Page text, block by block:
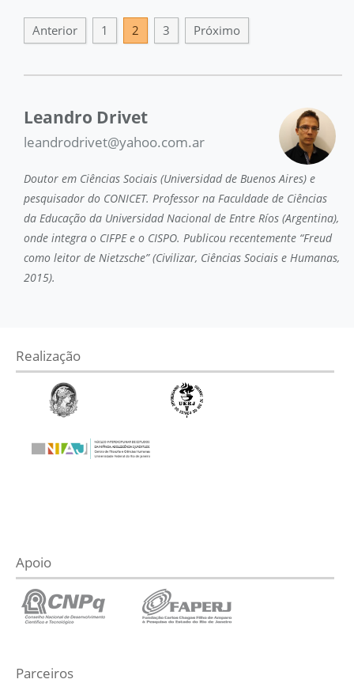
Anterior 1 2 3 Próximo
Leandro Drivet
leandrodrivet@yahoo.com.ar
Doutor em Ciências Sociais (Universidad de Buenos Aires) e
pesquisador do CONICET. Professor na Faculdade de Ciências
da Educação da Universidad Nacional de Entre Ríos (Argentina),
onde integra o CIFPE e o CISPO. Publicou recentemente “Freud
como leitor de Nietzsche” (Civilizar, Ciências Sociais e Humanas,
2015).
Realização
Apoio
Parceiros